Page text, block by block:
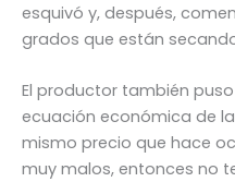
esquivó y, después,
grados que están
El productor también
ecuación económica de
mismo precio que hace
muy malos, entonces no